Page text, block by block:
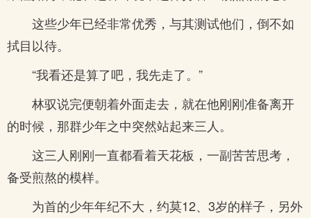
这些少年已经非常优秀，与其测试他们，倒不如
拭目以待。
“我看还是算了吧，我先走了。”
林驭说完便朝着外面走去，就在他刚刚准备离开
的时候，那群少年之中突然站起来三人。
这三人刚刚一直都看着天花板，一副苦苦思考，
备受煎熬的模样。
为首的少年年纪不大，约莫12、3岁的样子，另外